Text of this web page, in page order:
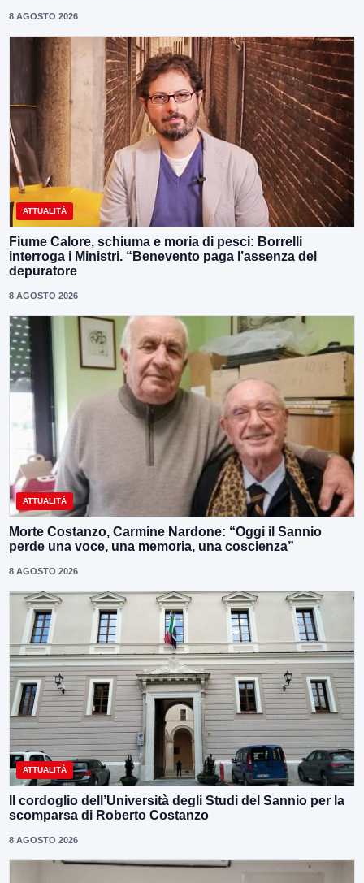
8 AGOSTO 2026
ATTUALITÀ
Fiume Calore, schiuma e moria di pesci: Borrelli
interroga i Ministri. “Benevento paga l’assenza del
depuratore
8 AGOSTO 2026
ATTUALITÀ
Morte Costanzo, Carmine Nardone: “Oggi il Sannio
perde una voce, una memoria, una coscienza”
8 AGOSTO 2026
ATTUALITÀ
Il cordoglio dell’Università degli Studi del Sannio per la
scomparsa di Roberto Costanzo
8 AGOSTO 2026